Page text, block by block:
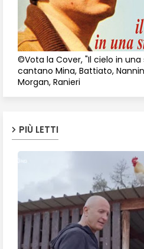
©Vota la Cover, "Il cielo in una
cantano Mina, Battiato,
Morgan, Ranieri
PIÙ LETTI